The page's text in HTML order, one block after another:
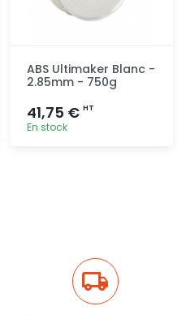
ABS Ultimaker Blanc -
2.85mm - 750g
41,75 € HT
En stock